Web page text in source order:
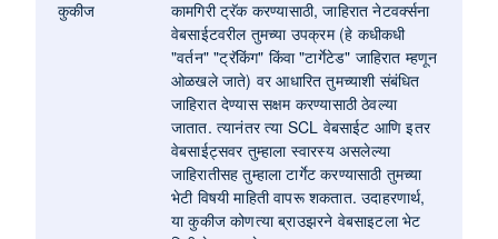
कुकीज
कामगिरी ट्रॅक करण्यासाठी, जाहिरात नेटवर्क्सना
वेबसाईटवरील तुमच्या उपक्रम (हे कधीकधी
"वर्तन" "ट्रॅकिंग" किंवा "टार्गेटेड" जाहिरात म्हणून
ओळखले जाते) वर आधारित तुमच्याशी संबंधित
जाहिरात देण्यास सक्षम करण्यासाठी ठेवल्या
जातात. त्यानंतर त्या SCL वेबसाईट आणि इतर
वेबसाईट्सवर तुम्हाला स्वारस्य असलेल्या
जाहिरातीसह तुम्हाला टार्गेट करण्यासाठी तुमच्या
भेटी विषयी माहिती वापरू शकतात. उदाहरणार्थ,
या कुकीज कोणत्या ब्राउझरने वेबसाइटला भेट